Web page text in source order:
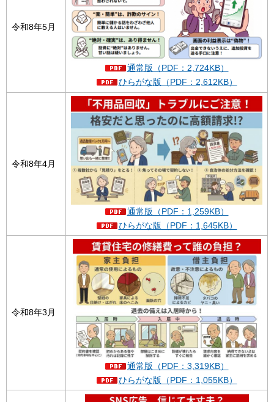
令和8年5月
通常版（PDF：2,724KB）
ひらがな版（PDF：2,612KB）
令和8年4月
通常版（PDF：1,259KB）
ひらがな版（PDF：1,645KB）
令和8年3月
通常版（PDF：3,319KB）
ひらがな版（PDF：1,055KB）